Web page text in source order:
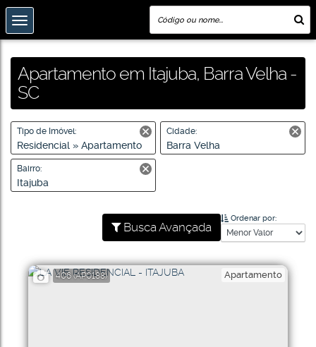
Apartamento em Itajuba, Barra Velha -
SC
Tipo de Imóvel:
Residencial » Apartamento
Cidade:
Barra Velha
Bairro:
Itajuba
Busca Avançada
Ordenar por:
406 (AP0188) Apartamento